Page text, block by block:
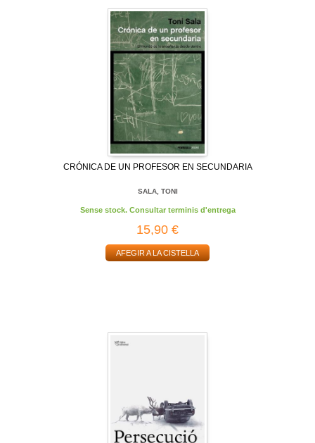
CRÓNICA DE UN PROFESOR EN SECUNDARIA
SALA, TONI
Sense stock. Consultar terminis d'entrega
15,90 €
AFEGIR A LA CISTELLA